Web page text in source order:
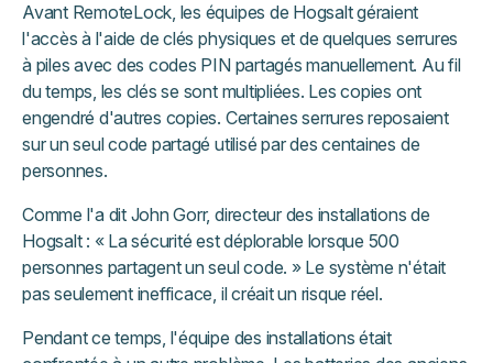
Avant RemoteLock, les équipes de Hogsalt géraient
l'accès à l'aide de clés physiques et de quelques serrures
à piles avec des codes PIN partagés manuellement. Au fil
du temps, les clés se sont multipliées. Les copies ont
engendré d'autres copies. Certaines serrures reposaient
sur un seul code partagé utilisé par des centaines de
personnes.
Comme l'a dit John Gorr, directeur des installations de
Hogsalt : « La sécurité est déplorable lorsque 500
personnes partagent un seul code. » Le système n'était
pas seulement inefficace, il créait un risque réel.
Pendant ce temps, l'équipe des installations était